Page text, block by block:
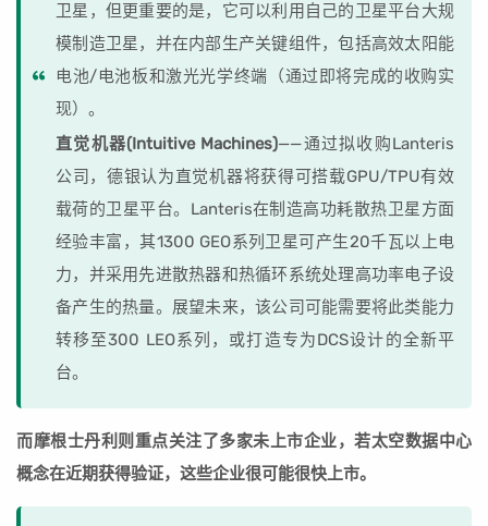
卫星，但更重要的是，它可以利用自己的卫星平台大规
模制造卫星，并在内部生产关键组件，包括高效太阳能
电池/电池板和激光光学终端（通过即将完成的收购实
现）。
直觉机器(Intuitive Machines)——通过拟收购Lanteris
公司，德银认为直觉机器将获得可搭载GPU/TPU有效
载荷的卫星平台。Lanteris在制造高功耗散热卫星方面
经验丰富，其1300 GEO系列卫星可产生20千瓦以上电
力，并采用先进散热器和热循环系统处理高功率电子设
备产生的热量。展望未来，该公司可能需要将此类能力
转移至300 LEO系列，或打造专为DCS设计的全新平
台。
而摩根士丹利则重点关注了多家未上市企业，若太空数据中心
概念在近期获得验证，这些企业很可能很快上市。